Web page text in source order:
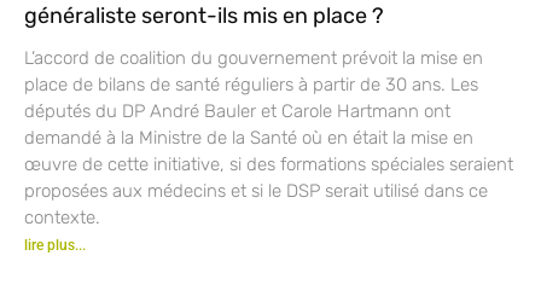
généraliste seront-ils mis en place ?
L’accord de coalition du gouvernement prévoit la mise en
place de bilans de santé réguliers à partir de 30 ans. Les
députés du DP André Bauler et Carole Hartmann ont
demandé à la Ministre de la Santé où en était la mise en
œuvre de cette initiative, si des formations spéciales seraient
proposées aux médecins et si le DSP serait utilisé dans ce
contexte.
lire plus...